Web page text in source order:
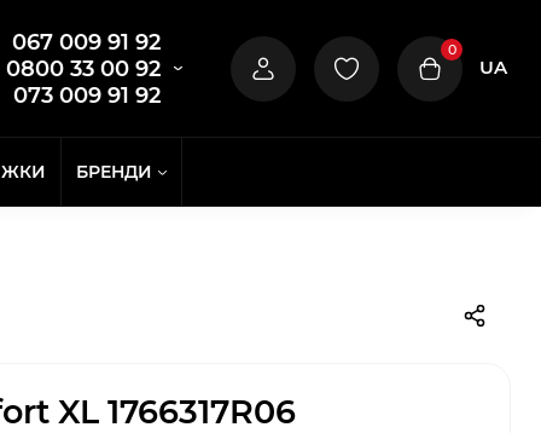
067 009 91 92
0800 33 00 92
073 009 91 92
0
UA
БРЕНДИ
XL 1766317R06